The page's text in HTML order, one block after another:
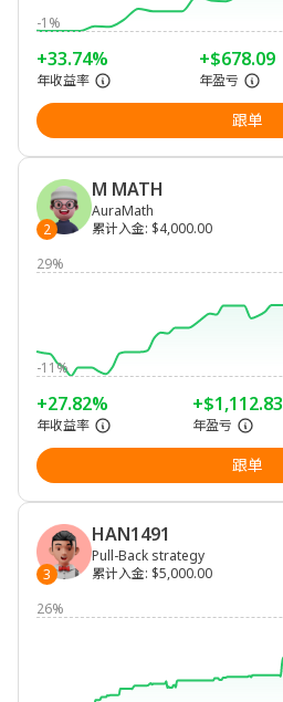
-1%
+33.74%
年收益率
+$678.09
年盈亏
跟单
2
M MATH
AuraMath
累计入金: $4,000.00
29%
-11%
+27.82%
年收益率
+$1,112.83
年盈亏
跟单
3
HAN1491
Pull-Back strategy
累计入金: $5,000.00
26%